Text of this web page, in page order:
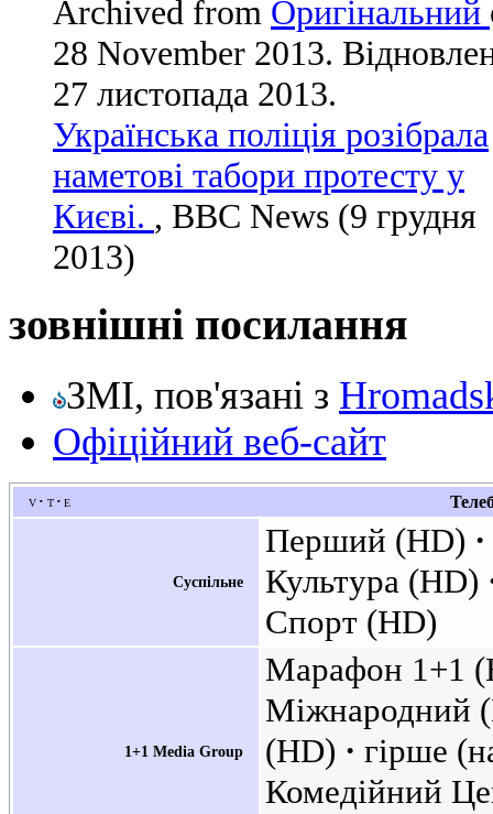
Archived from Оригінальний
28 November 2013.
27 листопада 2013.
Українська поліція розібрала
наметові табори протесту у
Києві. , BBC News (9 грудня
2013)
зовнішні посилання
ЗМІ, пов'язані з
Офіційний веб-сайт
v t e
Суспільне
Перший (HD)
Культура (HD)
Спорт (HD)
1+1 Media Group
Марафон 1+1
Міжнародний
(HD)
гірше
Комедійний